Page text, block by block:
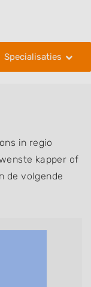
Specialisaties
in regio
kapper of
de volgende
of
kappers
en kleuren,
invlechten,